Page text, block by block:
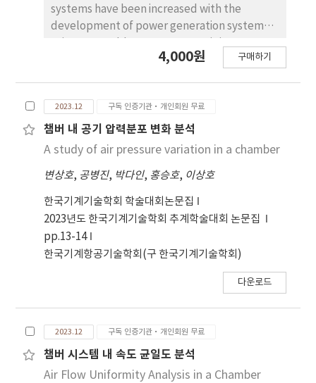
performance improvement.
systems have been increased with the
development of power generation systems
to analyze the behavior of these floating
performed to predict the characteristics of
mooring lines load variation connected to a
floating marine structure with waves.
lines load were analyzed with wave direction
and height. The floating body stability
severely decreased for 90° of the wave
incident direction, and maximum load of the
mooring lines increased with the height.
These results are expected to be applicable
for optimal design of the marine floating
4,000원 구매하기
2023.12 구독 인증기관·개인회원 무료
챔버 내 공기 압력분포 변화 분석
A study of air pressure variation in a chamber
변상호, 공병진, 박다인, 홍승호, 이상호
한국기계기술학회 학술대회논문집
2023년도 한국기계기술학회 추계학술대회 논문집
pp.13-14
한국기계항공기술학회(구 한국기계기술학회)
다운로드
2023.12 구독 인증기관·개인회원 무료
챔버 시스템 내 속도 균일도 분석
Air Flow Uniformity Analysis in a Chamber